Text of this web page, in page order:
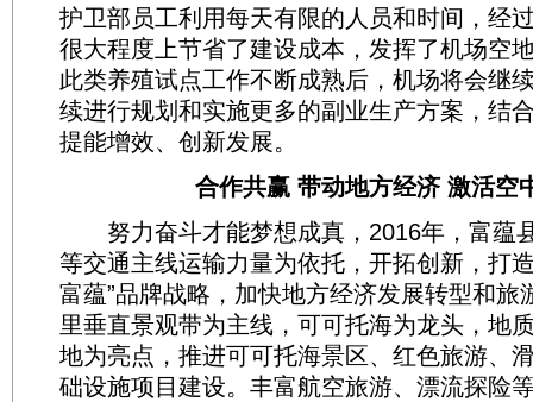
护卫部员工利用每天有限的人员和时间，经
很大程度上节省了建设成本，发挥了机场空
此类养殖试点工作不断成熟后，机场将会继
续进行规划和实施更多的副业生产方案，结
提能增效、创新发展。
合作共赢 带动地方经济 激活空
努力奋斗才能梦想成真，2016年，富蕴
等交通主线运输力量为依托，开拓创新，打
富蕴”品牌战略，加快地方经济发展转型和旅
里垂直景观带为主线，可可托海为龙头，地
地为亮点，推进可可托海景区、红色旅游、
础设施项目建设。丰富航空旅游、漂流探险